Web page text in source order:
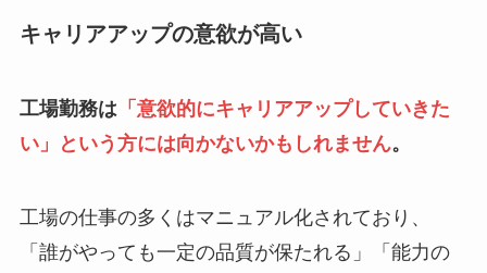
キャリアアップの意欲が高い
工場勤務は 「意欲的にキャリアアップしていきた
い」という方には向かないかもしれません。
工場の仕事の多くはマニュアル化されており、
「誰がやっても一定の品質が保たれる」「能力の